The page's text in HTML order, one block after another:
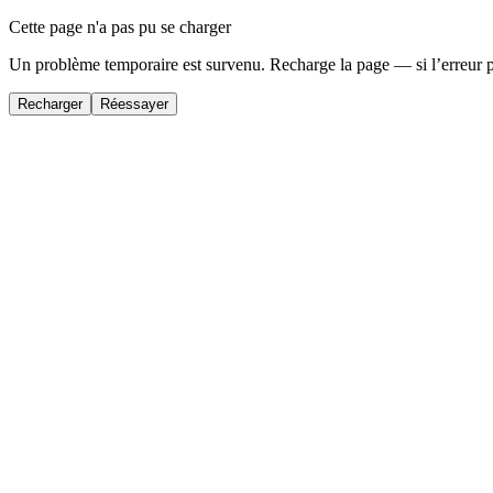
Cette page n'a pas pu se charger
Un problème temporaire est survenu. Recharge la page — si
Recharger Réessayer